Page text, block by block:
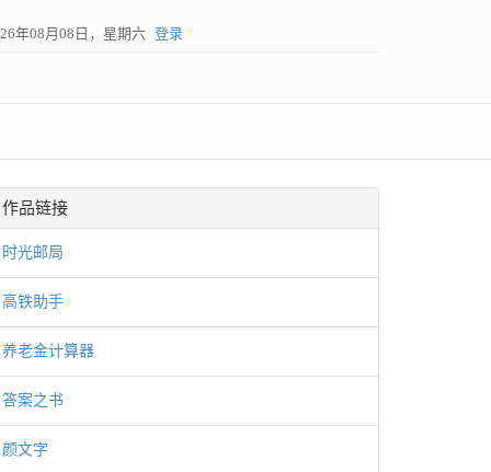
年08月08日，星期六 登录
作品链接
时光邮局
高铁助手
养老金计算器
答案之书
颜文字